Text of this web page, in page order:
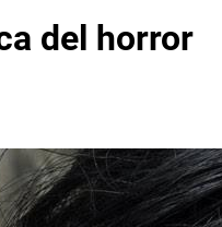
del horror